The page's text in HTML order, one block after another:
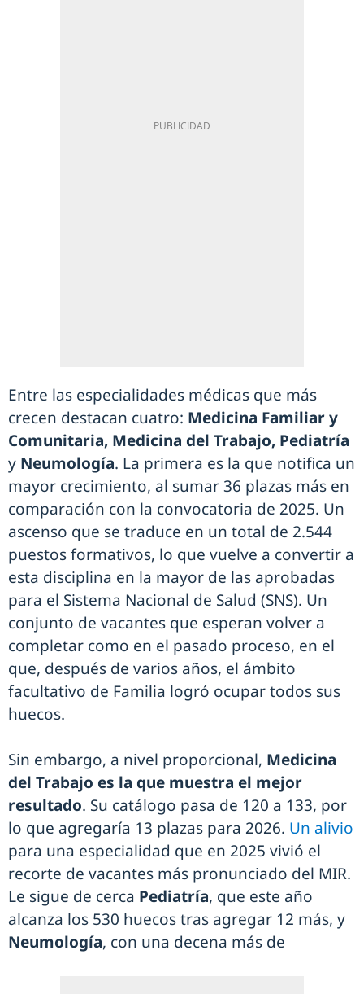
Entre las especialidades médicas que más
crecen destacan cuatro: Medicina Familiar y
Comunitaria, Medicina del Trabajo, Pediatría
y Neumología. La primera es la que notifica un
mayor crecimiento, al sumar 36 plazas más en
comparación con la convocatoria de 2025. Un
ascenso que se traduce en un total de 2.544
puestos formativos, lo que vuelve a convertir a
esta disciplina en la mayor de las aprobadas
para el Sistema Nacional de Salud (SNS). Un
conjunto de vacantes que esperan volver a
completar como en el pasado proceso, en el
que, después de varios años, el ámbito
facultativo de Familia logró ocupar todos sus
huecos.
Sin embargo, a nivel proporcional, Medicina
del Trabajo es la que muestra el mejor
resultado. Su catálogo pasa de 120 a 133, por
lo que agregaría 13 plazas para 2026. Un alivio
para una especialidad que en 2025 vivió el
recorte de vacantes más pronunciado del MIR.
Le sigue de cerca Pediatría, que este año
alcanza los 530 huecos tras agregar 12 más, y
Neumología, con una decena más de